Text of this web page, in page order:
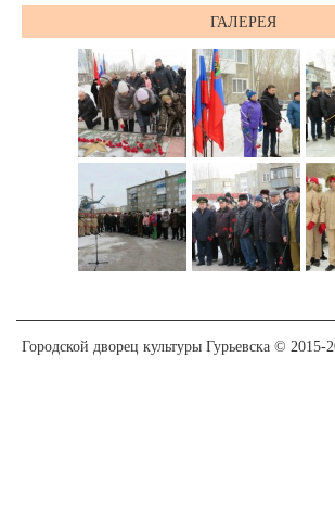
ГАЛЕРЕЯ
Городской дворец культуры Гурьевска © 2015-